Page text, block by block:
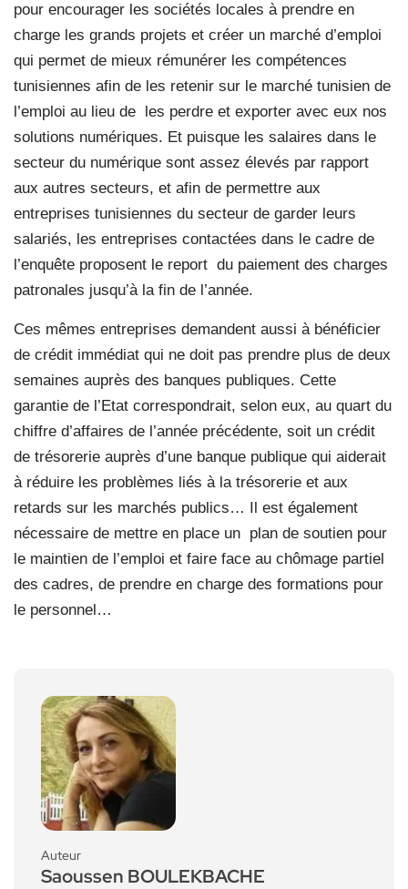
pour encourager les sociétés locales à prendre en
charge les grands projets et créer un marché d’emploi
qui permet de mieux rémunérer les compétences
tunisiennes afin de les retenir sur le marché tunisien de
l’emploi au lieu de
les perdre et exporter avec eux nos
solutions numériques. Et puisque les salaires dans le
secteur du numérique sont assez élevés par rapport
aux autres secteurs, et afin de permettre aux
entreprises tunisiennes du secteur de garder leurs
salariés, les entreprises contactées dans le cadre de
l’enquête proposent le report du paiement des charges
patronales jusqu’à la fin de l’année.
Ces mêmes entreprises demandent aussi à bénéficier
de crédit immédiat qui ne doit pas prendre plus de deux
semaines auprès des banques publiques. Cette
garantie de l’Etat correspondrait, selon eux, au quart du
chiffre d’affaires de l’année précédente, soit un crédit
de trésorerie auprès d’une banque publique qui aiderait
à réduire les problèmes liés à la trésorerie et aux
retards sur les marchés publics… Il est également
nécessaire de mettre en place un plan de soutien pour
le maintien de l’emploi et faire face au chômage partiel
des cadres, de prendre en charge des formations pour
le personnel…
Auteur
Saoussen BOULEKBACHE